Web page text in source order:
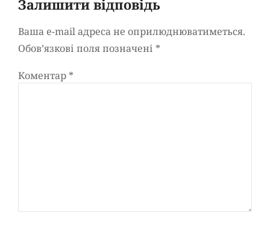
Залишити відповідь
Ваша e-mail адреса не оприлюднюватиметься.
Обов’язкові поля позначені *
Коментар *